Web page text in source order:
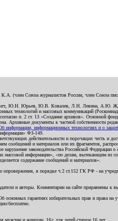
(член Союза журналистов России, член Союза
Ю.Н. Юрьев, Ю.В. Ковалев, Л.Н. Левина,
технологий и массовых коммуникаций
, согласно п. 2 ст. 13 «Создание архивов». Основной
Архивные документы к частной собственности
информации, информационных технологиях и о
ФЗ-149.
действительности и порочащих честь и
и материалов или их фрагментов,
законодательства Российской Федерации о
информации», «по делам, вытекающим из
содержание сообщений и материалов».
в порядке ч.2 ст.152 ГК РФ - на
и авторы. Комментарии на сайте
гарантиях избирательных прав и права на
бесплатно.
мужчин и женщин. 16+ для детей старше 16 лет.